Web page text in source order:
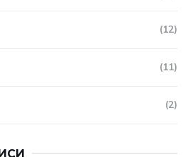
(12)
(11)
(2)